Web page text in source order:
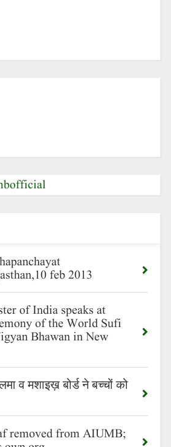
feb 2013
of India speaks at
of the World Sufi
Bhawan in New
व मशाइख़ बोर्ड ने बच्चों को
removed from AIUMB;